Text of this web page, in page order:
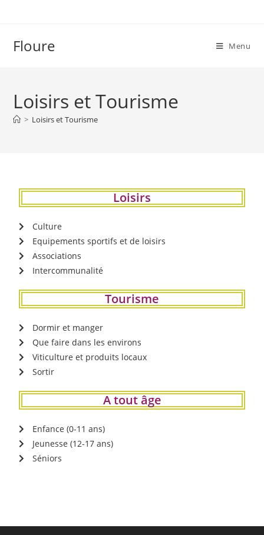
Floure Menu
Loisirs et Tourisme
> Loisirs et Tourisme
Loisirs
Culture
Equipements sportifs et de loisirs
Associations
Intercommunalité
Tourisme
Dormir et manger
Que faire dans les environs
Viticulture et produits locaux
Sortir
A tout âge
Enfance (0-11 ans)
Jeunesse (12-17 ans)
Séniors